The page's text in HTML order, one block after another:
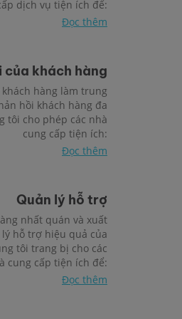
dịch vụ tiện ích để:
Đọc thêm
của khách hàng
hàng làm trung
hồi khách hàng đa
tôi cho phép các nhà
cung cấp tiện ích:
Đọc thêm
Quản lý hỗ trợ
nhất quán và xuất
hỗ trợ hiệu quả của
tôi trang bị cho các
cung cấp tiện ích để:
Đọc thêm